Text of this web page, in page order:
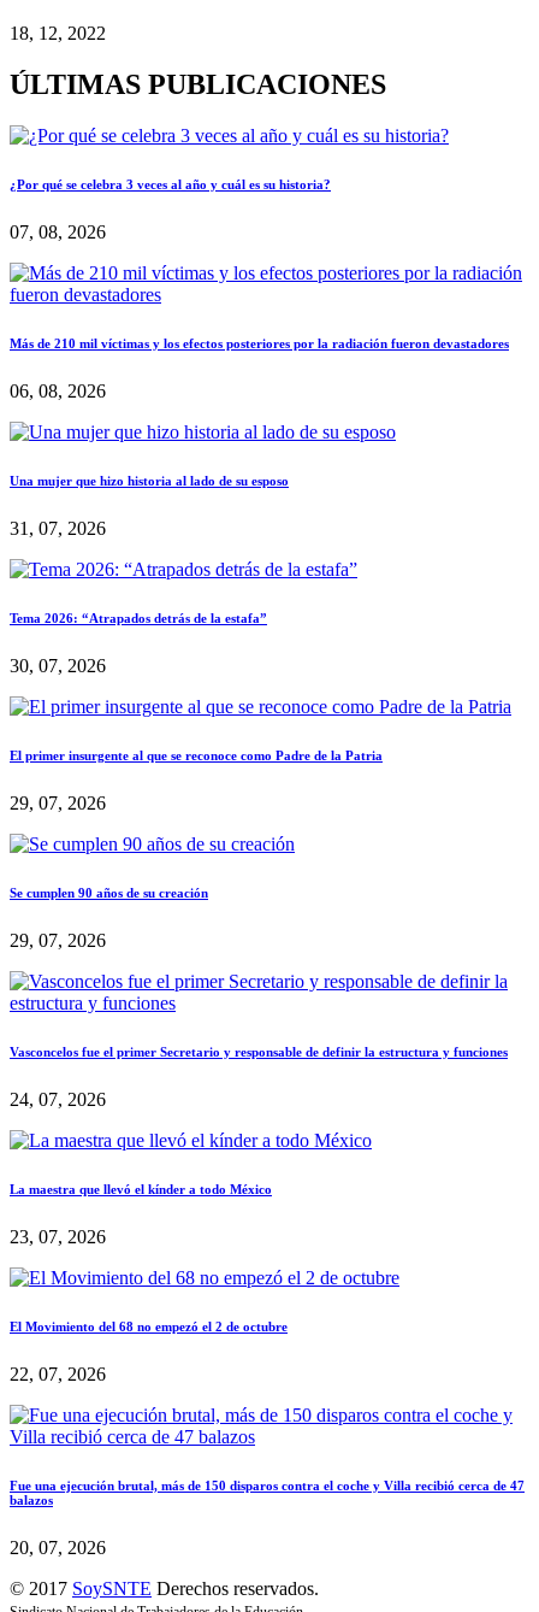
18, 12, 2022
ÚLTIMAS PUBLICACIONES
¿Por qué se celebra 3 veces al año y cuál es su historia?
07, 08, 2026
Más de 210 mil víctimas y los efectos posteriores por la radiación fueron devastadores
06, 08, 2026
Una mujer que hizo historia al lado de su esposo
31, 07, 2026
Tema 2026: “Atrapados detrás de la estafa”
30, 07, 2026
El primer insurgente al que se reconoce como Padre de la Patria
29, 07, 2026
Se cumplen 90 años de su creación
29, 07, 2026
Vasconcelos fue el primer Secretario y responsable de definir la estructura y funciones
24, 07, 2026
La maestra que llevó el kínder a todo México
23, 07, 2026
El Movimiento del 68 no empezó el 2 de octubre
22, 07, 2026
Fue una ejecución brutal, más de 150 disparos contra el coche y Villa recibió cerca de 47
balazos
20, 07, 2026
© 2017 SoySNTE Derechos reservados.